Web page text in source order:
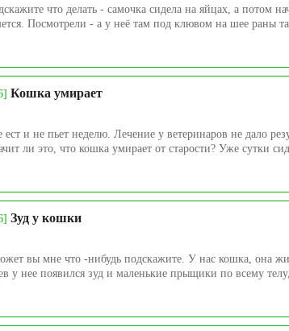
что делать - самочка сидела на яйцах, а потом
Посмотрели - а у неё там под клювом на шее раны
Кошка умирает
и не пьет неделю. Лечение у ветеринаров не дало
ли это, что кошка умирает от старости? Уже сутки
Зуд у кошки
вы мне что -нибудь подскажите. У нас кошка, она
у нее появился зуд и маленькие прыщики по всему